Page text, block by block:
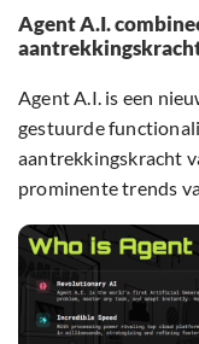
Agent A.I.
Agent A.I. is een
gestuurde
aantrekkingskracht
prominente trends